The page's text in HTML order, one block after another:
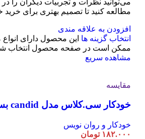
می‌توانید نظرات و تجربیات دیگران را
مطالعه کنید تا تصمیم بهتری برای خرید
افزودن به علاقه مندی
انتخاب گزینه ها این محصول دارای
ممکن است در صفحه محصول انتخاب
مشاهده سریع
مقایسه
خودکار سی.کلاس مدل candid بسته 6 عددی
خودکار و روان نویس
۱۸۲.۰۰۰ تومان